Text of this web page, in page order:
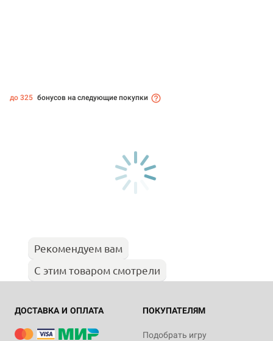
до 325 бонусов на следующие покупки
Рекомендуем вам
С этим товаром смотрели
ДОСТАВКА И ОПЛАТА ПОКУПАТЕЛЯМ
Подобрать игру